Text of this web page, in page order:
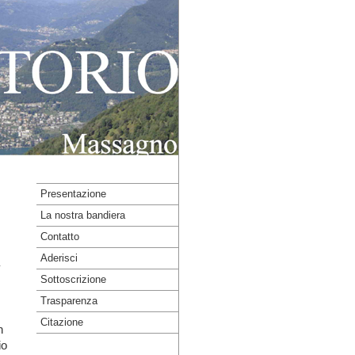
Presentazione
La nostra bandiera
Contatto
Aderisci
Sottoscrizione
Trasparenza
Citazione